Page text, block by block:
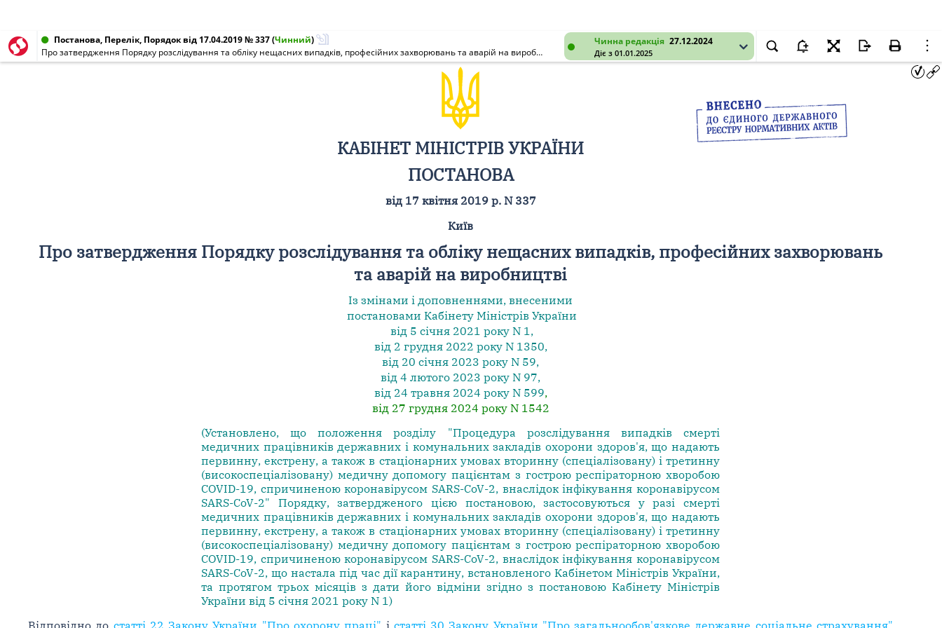
Чинна редакція 27.12.2024
Діє з 01.01.2025
Постанова, Перелік, Порядок від 17.04.2019 № 337(Чинний)
Про затвердження Порядку розслідування та обліку нещасних випадків, професійних захворювань та аварій на виробництві